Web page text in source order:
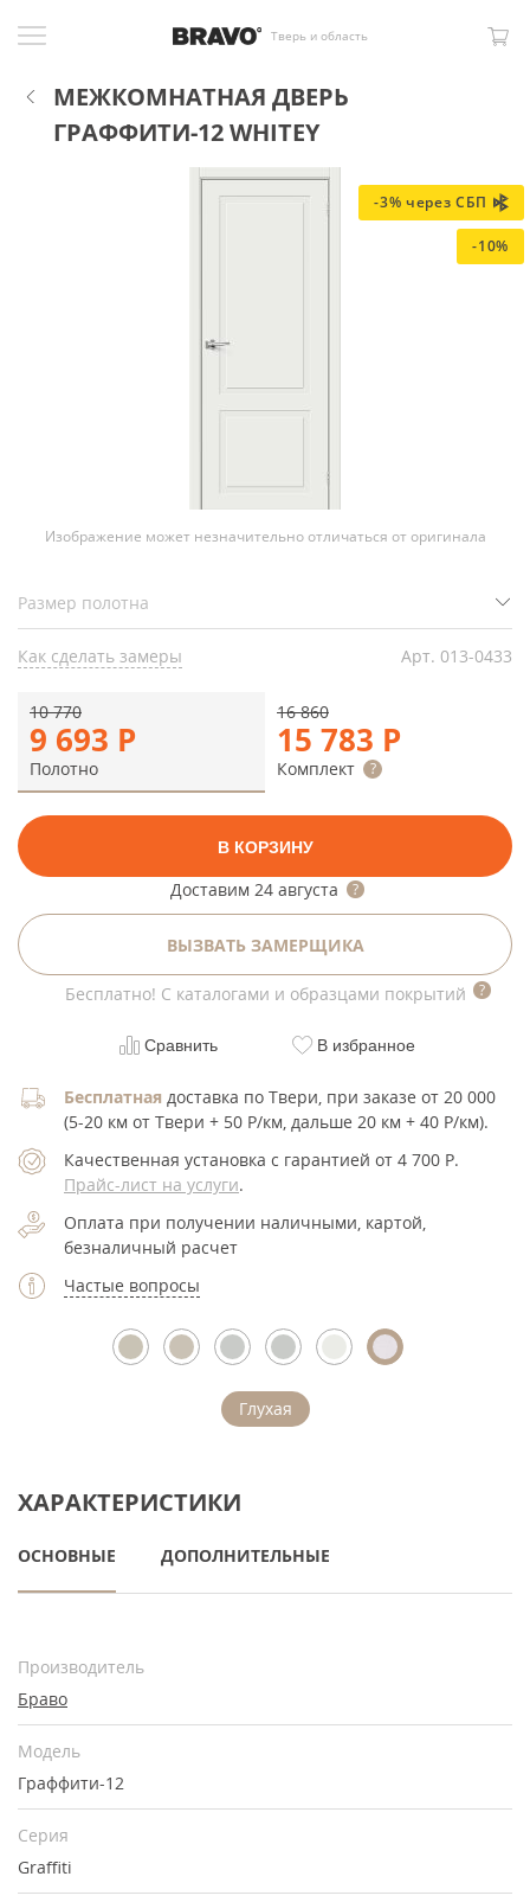
Тверь и область
МЕЖКОМНАТНАЯ ДВЕРЬ
ГРАФФИТИ-12 WHITEY
-3% через СБП
-10%
Изображение может незначительно отличаться от оригинала
Как сделать замеры Арт. 013-0433
9 693 Р
10 770
Полотно
15 783 Р
16 860
Комплект
В КОРЗИНУ
Доставим 24 августа
ВЫЗВАТЬ ЗАМЕРЩИКА
Бесплатно! С каталогами и образцами покрытий
Сравнить В избранное
Бесплатная доставка по Твери, при заказе от 20 000
(5-20 км от Твери + 50 Р/км, дальше 20 км + 40 Р/км).
Качественная установка с гарантией от 4 700 Р.
Прайс-лист на услуги.
Оплата при получении наличными, картой,
безналичный расчет
Частые вопросы
Глухая
ХАРАКТЕРИСТИКИ
ОСНОВНЫЕ ДОПОЛНИТЕЛЬНЫЕ
Производитель
Браво
Модель
Граффити-12
Серия
Graffiti